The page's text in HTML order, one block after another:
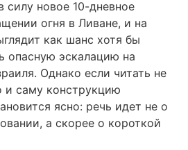
силу новое 10-дневное
огня в Ливане, и на
как шанс хотя бы
опасную эскалацию на
Однако если читать не
и саму конструкцию
ясно: речь идет не о
а скорее о короткой